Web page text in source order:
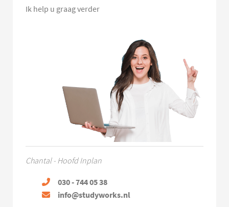
Ik help u graag verder
Chantal - Hoofd Inplan
030 - 744 05 38
info@studyworks.nl